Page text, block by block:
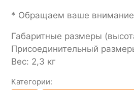
* Обращаем ваше внимание
Габаритные размеры
Присоединительный
Вес: 2,3 кг
Категории: